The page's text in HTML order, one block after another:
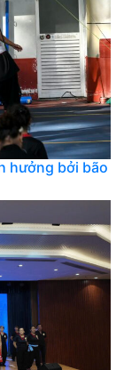
hưởng bởi bão